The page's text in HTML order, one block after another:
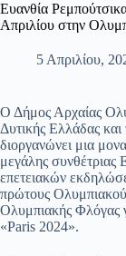
Ευανθία
Απριλίου στην
5 Απριλίου,
Ο Δήμος Αρχαίας
Δυτικής Ελλάδας
διοργανώνει μια
μεγάλης συνθέτριας
επετειακών
πρώτους
Ολυμπιακής Φλόγας
«Paris 2024».